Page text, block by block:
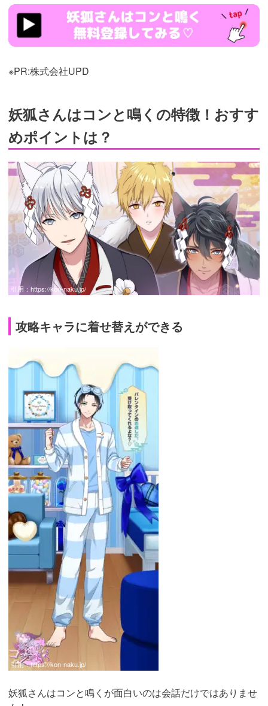
https://konnaku.jp/lp/top/
※PR:株式会社UPD
妖狐さんはコンと鳴くの特徴！おすす
めポイントは？
引用： https://kon-naku.jp/
攻略キャラに着せ替えができる
引用：https://kon-naku.jp/
妖狐さんはコンと鳴くが面白いのは会話だけではありませ